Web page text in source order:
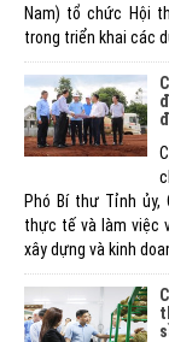
Nam) tổ chức Hội
trong triển khai các
Phó Bí thư Tỉnh ủy,
thực tế và làm việc
xây dựng và kinh